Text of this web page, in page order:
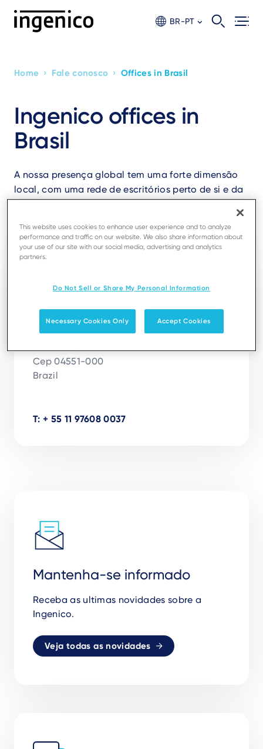
BR-PT
Breadcrumb
Home › Fale conosco › Offices in Brasil
Ingenico offices in
Brasil
A nossa presença global tem uma forte dimensão
local, com uma rede de escritórios perto de si e da
sua empresa.
São Paulo
Ingenico Brasil
R. Olimpíadas, 134 - 3º and.
Cep 04551-000
Brazil
T: + 55 11 97608 0037
Mantenha-se informado
Receba as ultimas novidades sobre a
Ingenico.
Veja todas as novidades
This website uses cookies to enhance user experience and to analyze
performance and traffic on our website. We also share information about
your use of our site with our social media, advertising and analytics
partners.
Do Not Sell or Share My Personal Information
Necessary Cookies Only Accept Cookies